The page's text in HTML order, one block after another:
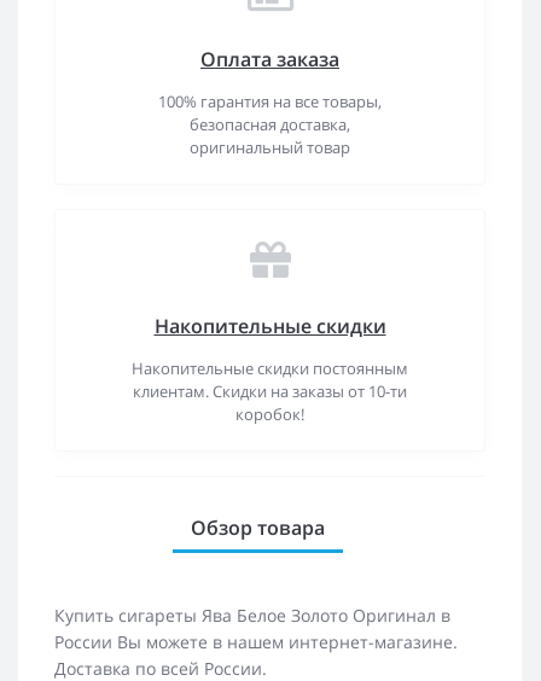
Оплата заказа
100% гарантия на все товары,
безопасная доставка,
оригинальный товар
Накопительные скидки
Накопительные скидки постоянным
клиентам. Скидки на заказы от 10-ти
коробок!
Обзор товара
Купить сигареты Ява Белое Золото Оригинал в
России Вы можете в нашем интернет-магазине.
Доставка по всей России.